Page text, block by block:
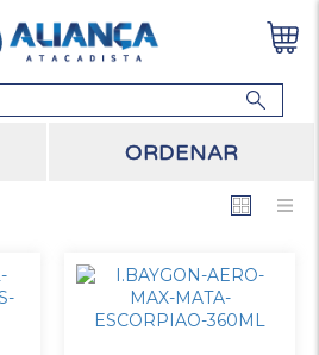
ORDENAR